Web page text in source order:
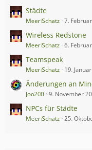
Städte
MeeriSchatz 7.
Wireless Redstone
MeeriSchatz 6.
Teamspeak
MeeriSchatz 19.
Änderungen an
Joo200 9. November
NPCs für Städte
MeeriSchatz 25.